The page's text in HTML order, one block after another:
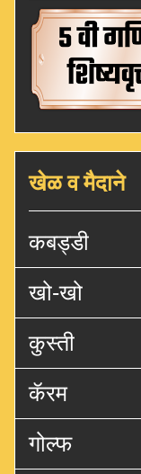
खेळ व मैदाने
कबड्डी
खो-खो
कुस्ती
कॅरम
गोल्फ